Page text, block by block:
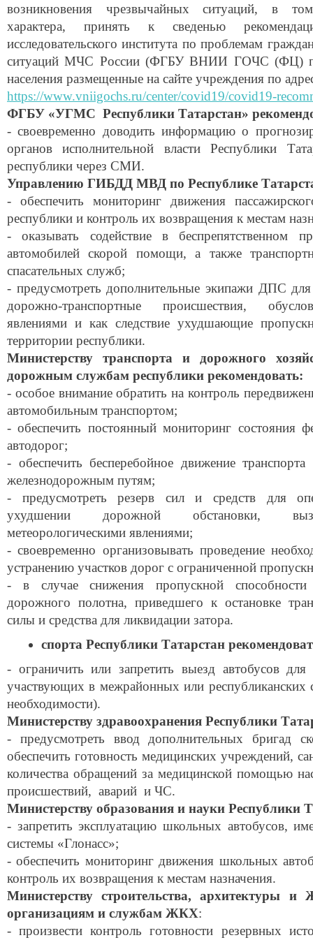
возникновения чрезвычайных ситуаций, в
характера, принять к сведенью
исследовательского института по проблемам
ситуаций МЧС России (ФГБУ ВНИИ ГОЧС (ФЦ) по
населения размещенные на сайте учреждения по
https://www.vniigochs.ru/center/covid19/covid19-
ФГБУ «УГМС Республики Татарстан»
- своевременно доводить информацию о
органов исполнительной власти Республики
республики через СМИ.
Управлению ГИБДД МВД по Республике
- обеспечить мониторинг движения
республики и контроль их возвращения к местам
- оказывать содействие в беспрепятственном
автомобилей скорой помощи, а также
спасательных служб;
- предусмотреть дополнительные экипажи ДПС для
дорожно-транспортные происшествия,
явлениями и как следствие ухудшающие
территории республики.
Министерству транспорта и дорожного
дорожным службам республики рекомендовать:
- особое внимание обратить на контроль
автомобильным транспортом;
- обеспечить постоянный мониторинг состояния
автодорог;
- обеспечить бесперебойное движение
железнодорожным путям;
- предусмотреть резерв сил и средств для
ухудшении дорожной обстановки,
метеорологическими явлениями;
- своевременно организовывать проведение
устранению участков дорог с ограниченной
- в случае снижения пропускной
дорожного полотна, приведшего к остановке
силы и средства для ликвидации затора.
спорта Республики Татарстан
- ограничить или запретить выезд автобусов
участвующих в межрайонных или республиканских
необходимости).
Министерству здравоохранения Республики
- предусмотреть ввод дополнительных бригад
обеспечить готовность медицинских учреждений,
количества обращений за медицинской помощью
происшествий, аварий и ЧС.
Министерству образования и науки Республики
- запретить эксплуатацию школьных автобусов,
системы «Глонасс»;
- обеспечить мониторинг движения школьных
контроль их возвращения к местам назначения.
Министерству строительства, архитектуры
организациям и службам ЖКХ:
- произвести контроль готовности резервных